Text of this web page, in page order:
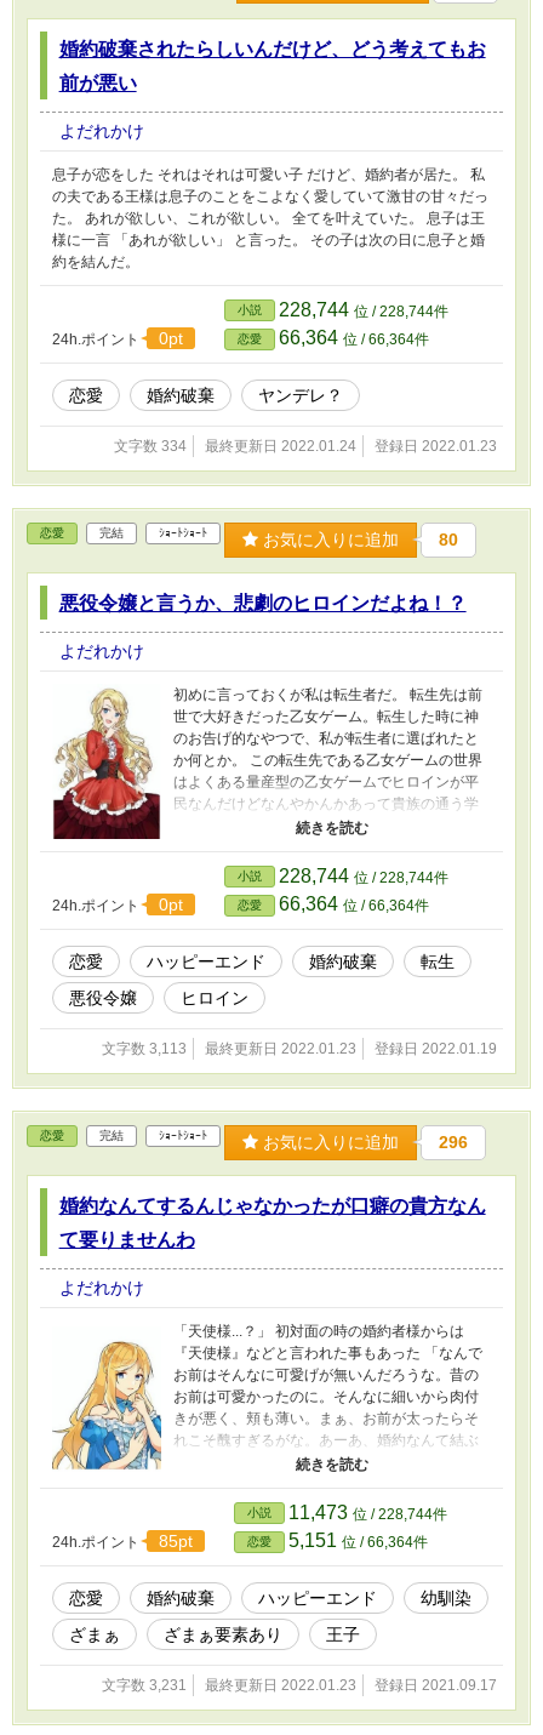
婚約破棄されたらしいんだけど、どう考えてもお
前が悪い
よだれかけ
息子が恋をした それはそれは可愛い子 だけど、婚約者が居た。 私
の夫である王様は息子のことをこよなく愛していて激甘の甘々だっ
た。 あれが欲しい、これが欲しい。 全てを叶えていた。 息子は王
様に一言 「あれが欲しい」 と言った。 その子は次の日に息子と婚
約を結んだ。
24h.ポイント 0pt
小説 228,744 位 / 228,744件
恋愛 66,364 位 / 66,364件
恋愛 婚約破棄 ヤンデレ？
文字数 334 最終更新日 2022.01.24 登録日 2022.01.23
恋愛 完結 ｼｮｰﾄｼｮｰﾄ お気に入りに追加 80
悪役令嬢と言うか、悲劇のヒロインだよね！？
よだれかけ
初めに言っておくが私は転生者だ。 転生先は前
世で大好きだった乙女ゲーム。転生した時に神
のお告げ的なやつで、私が転生者に選ばれたと
か何とか。 この転生先である乙女ゲームの世界
はよくある量産型の乙女ゲームでヒロインが平
民なんだけどなんやかんかあって貴族の通う学
校に入学する。 うん、よくあるやつ。 チラ見に
推しは悪役令嬢なのだが....... 悪役令嬢が土下座!?
え、まって悪役令嬢じゃなくて悲劇のヒロイン?
私(ヒロイン)のライバルになれるように改造して
見せるわ！ イラストはイラストACからお借りし
ました。
24h.ポイント 0pt
小説 228,744 位 / 228,744件
恋愛 66,364 位 / 66,364件
恋愛 ハッピーエンド 婚約破棄
転生
悪役令嬢
ヒロイン
文字数 3,113 最終更新日 2022.01.23 登録日 2022.01.19
恋愛 完結 ｼｮｰﾄｼｮｰﾄ お気に入りに追加 296
婚約なんてするんじゃなかったが口癖の貴方なん
て要りませんわ
よだれかけ
「天使様...？」 初対面の時の婚約者様からは
『天使様』などと言われた事もあった 「なんで
お前はそんなに可愛げが無いんだろうな。昔の
お前は可愛かったのに。そんなに細いから肉付
きが悪く、頬も薄い。まぁ、お前が太ったらそ
れこそ醜すぎるがな。あーあ、婚約なんて結ぶ
んじゃなかった」 そうですか、なら婚約破棄し
ましょう。
24h.ポイント 85pt
小説 11,473 位 / 228,744件
恋愛 5,151 位 / 66,364件
恋愛 婚約破棄 ハッピーエンド
幼馴染
ざまぁ
ざまぁ要素あり 王子
文字数 3,231 最終更新日 2022.01.23 登録日 2021.09.17